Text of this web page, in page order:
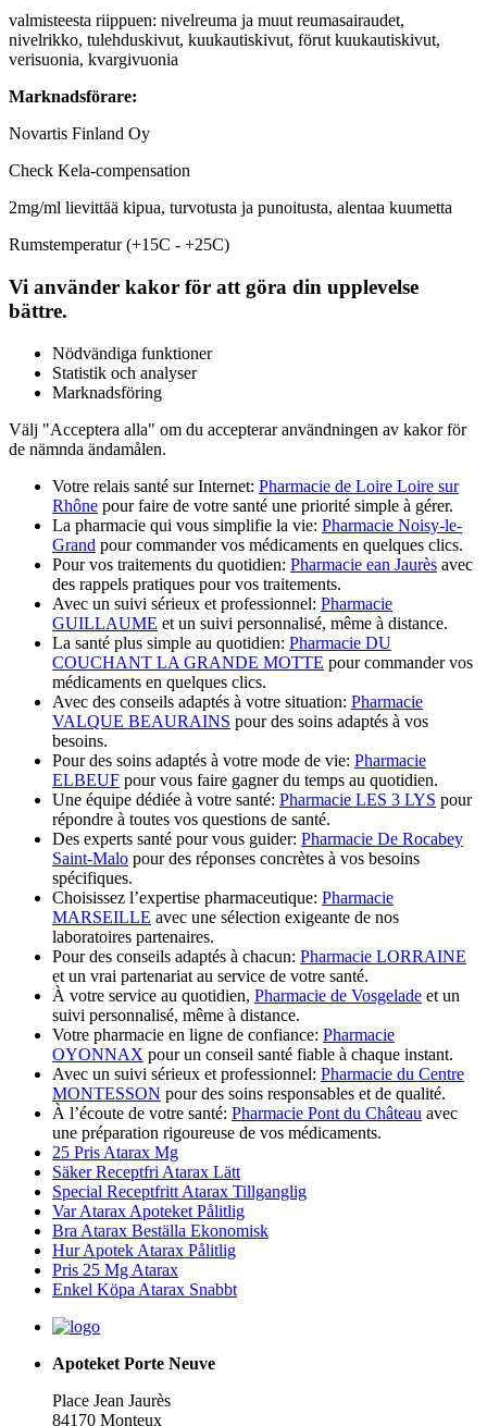
valmisteesta riippuen: nivelreuma ja muut reumasairaudet,
nivelrikko, tulehduskivut, kuukautiskivut, förut kuukautiskivut,
verisuonia, kvargivuonia
Marknadsförare:
Novartis Finland Oy
Check Kela-compensation
2mg/ml lievittää kipua, turvotusta ja punoitusta, alentaa kuumetta
Rumstemperatur (+15C - +25C)
Vi använder kakor för att göra din upplevelse
bättre.
Nödvändiga funktioner
Statistik och analyser
Marknadsföring
Välj "Acceptera alla" om du accepterar användningen av kakor för
de nämnda ändamålen.
Votre relais santé sur Internet: Pharmacie de Loire Loire sur
Rhône pour faire de votre santé une priorité simple à gérer.
La pharmacie qui vous simplifie la vie: Pharmacie Noisy-le-
Grand pour commander vos médicaments en quelques clics.
Pour vos traitements du quotidien: Pharmacie ean Jaurès avec
des rappels pratiques pour vos traitements.
Avec un suivi sérieux et professionnel: Pharmacie
GUILLAUME et un suivi personnalisé, même à distance.
La santé plus simple au quotidien: Pharmacie DU
COUCHANT LA GRANDE MOTTE pour commander vos
médicaments en quelques clics.
Avec des conseils adaptés à votre situation: Pharmacie
VALQUE BEAURAINS pour des soins adaptés à vos
besoins.
Pour des soins adaptés à votre mode de vie: Pharmacie
ELBEUF pour vous faire gagner du temps au quotidien.
Une équipe dédiée à votre santé: Pharmacie LES 3 LYS pour
répondre à toutes vos questions de santé.
Des experts santé pour vous guider: Pharmacie De Rocabey
Saint-Malo pour des réponses concrètes à vos besoins
spécifiques.
Choisissez l’expertise pharmaceutique: Pharmacie
MARSEILLE avec une sélection exigeante de nos
laboratoires partenaires.
Pour des conseils adaptés à chacun: Pharmacie LORRAINE
et un vrai partenariat au service de votre santé.
À votre service au quotidien, Pharmacie de Vosgelade et un
suivi personnalisé, même à distance.
Votre pharmacie en ligne de confiance: Pharmacie
OYONNAX pour un conseil santé fiable à chaque instant.
Avec un suivi sérieux et professionnel: Pharmacie du Centre
MONTESSON pour des soins responsables et de qualité.
À l’écoute de votre santé: Pharmacie Pont du Château avec
une préparation rigoureuse de vos médicaments.
25 Pris Atarax Mg
Säker Receptfri Atarax Lätt
Special Receptfritt Atarax Tillganglig
Var Atarax Apoteket Pålitlig
Bra Atarax Beställa Ekonomisk
Hur Apotek Atarax Pålitlig
Pris 25 Mg Atarax
Enkel Köpa Atarax Snabbt
Apoteket Porte Neuve
Place Jean Jaurès
84170 Monteux